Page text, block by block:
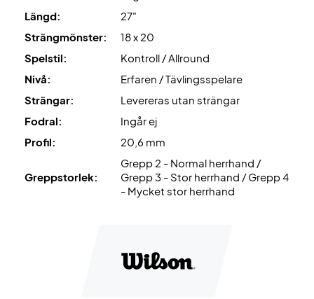
LEVERERAS UTAN STRÄNGNING. Vi rekommenderar att du
köper till en professionell strängning så att racketen är
100% redo från början.
Expertrekommendation: För detta racket rekommenderar
vi en strängning med Wilson Revolve och 24 kg.
Dessutom levereras den utan fodral!
Längd:
27"
Strängmönster:
18 x 20
Spelstil:
Kontroll / Allround
Nivå:
Erfaren / Tävlingsspelare
Strängar:
Levereras utan strängar
Fodral:
Ingår ej
Profil:
20,6 mm
Greppstorlek:
Grepp 2 - Normal herrhand /
Grepp 3 - Stor herrhand / Grepp 4
- Mycket stor herrhand